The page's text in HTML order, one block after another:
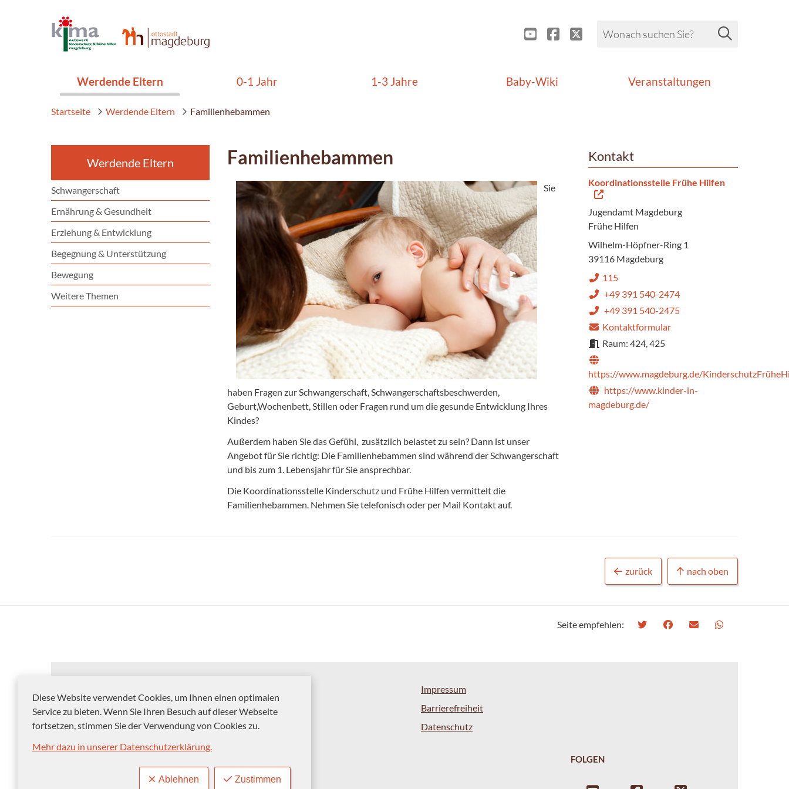
Diese Website verwendet Cookies, um Ihnen einen optimalen
Service zu bieten. Wenn Sie Ihren Besuch auf dieser Webseite
fortsetzen, stimmen Sie der Verwendung von Cookies zu.
Mehr dazu in unserer Datenschutzerklärung.
Ablehnen Zustimmen
Werdende Eltern 0-1 Jahr 1-3 Jahre Baby-Wiki Veranstaltungen
Startseite Werdende Eltern Familienhebammen
Werdende Eltern
Schwangerschaft
Ernährung & Gesundheit
Erziehung & Entwicklung
Begegnung & Unterstützung
Bewegung
Weitere Themen
Familienhebammen
Sie
haben Fragen zur Schwangerschaft, Schwangerschaftsbeschwerden,
Geburt,Wochenbett, Stillen oder Fragen rund um die gesunde Entwicklung Ihres
Kindes?
Außerdem haben Sie das Gefühl, zusätzlich belastet zu sein? Dann ist unser
Angebot für Sie richtig: Die Familienhebammen sind während der Schwangerschaft
und bis zum 1. Lebensjahr für Sie ansprechbar.
Die Koordinationsstelle Kinderschutz und Frühe Hilfen vermittelt die
Familienhebammen. Nehmen Sie telefonisch oder per Mail Kontakt auf.
Kontakt
Koordinationsstelle Frühe Hilfen
Jugendamt Magdeburg
Frühe Hilfen
Wilhelm-Höpfner-Ring 1
39116 Magdeburg
115
+49 391 540-2474
+49 391 540-2475
Kontaktformular
Raum: 424, 425
https://www.magdeburg.de/
https://www.kinder-in-
magdeburg.de/
zurück nach oben
Seite empfehlen:
Impressum
Barrierefreiheit
Datenschutz
FOLGEN